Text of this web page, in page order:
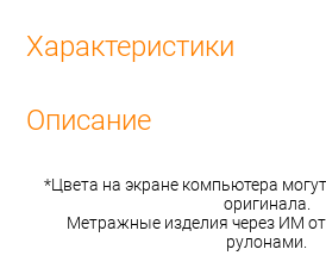
Характеристики
Описание
*Цвета на экране компьютера
оригинала.
Метражные изделия через ИМ
рулонами.